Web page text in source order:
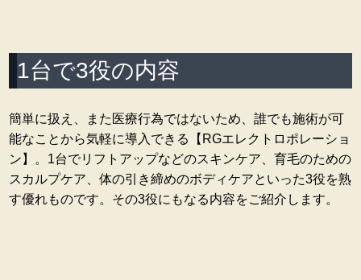
1台で3役の内容
簡単に扱え、また医療行為ではないため、誰でも施術が可
能なことから気軽に導入できる【RGエレクトロポレーショ
ン】。1台でリフトアップなどのスキンケア、育毛のための
スカルプケア、体の引き締めのボディケアといった3役を熟
す優れものです。その3役にもなる内容をご紹介します。